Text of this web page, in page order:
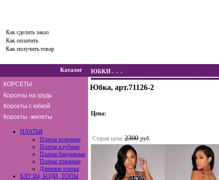
Как сделать заказ
Как оплатить
Как получить товар
Каталог
КОРСЕТЫ
Корсеты на грудь
Корсеты с юбкой
Корсеты -жилеты
ПЛАТЬЯ
Платья вечерние
Платья клубные
Платья бандажные
Платья пляжные
Длинные платья
БЛУЗЫ, БОДИ, ТОПЫ
ЮБКИ
Юбка, арт.71126-2
Цена:
Старая цена: 2300 руб.